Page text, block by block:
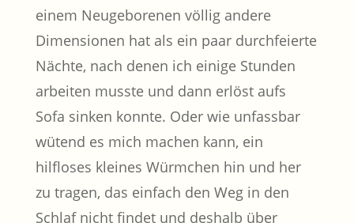
einem Neugeborenen völlig andere
Dimensionen hat als ein paar durchfeierte
Nächte, nach denen ich einige Stunden
arbeiten musste und dann erlöst aufs
Sofa sinken konnte. Oder wie unfassbar
wütend es mich machen kann, ein
hilfloses kleines Würmchen hin und her
zu tragen, das einfach den Weg in den
Schlaf nicht findet und deshalb über